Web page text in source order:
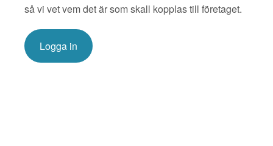
så vi vet vem det är som skall kopplas till företaget.
Logga in